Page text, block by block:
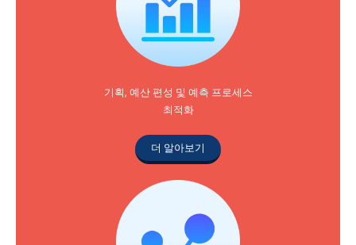
기획, 예산 편성 및 예측 프로세스
최적화
더 알아보기